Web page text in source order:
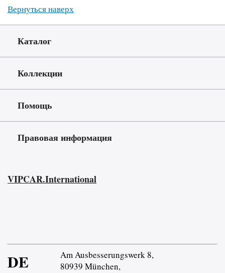
Вернуться наверх
Каталог
Коллекции
Помощь
Правовая информация
VIPCAR.International
DE
Am Ausbesserungswerk 8,
80939 München,